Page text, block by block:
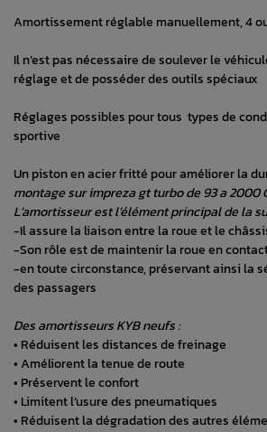
Amortissement réglable manuellement, 4
Il n’est pas nécessaire de soulever le
réglage et de posséder des outils spéciaux
Réglages possibles pour tous types de
sportive
Un piston en acier fritté pour améliorer la
montage sur impreza gt turbo de 93 a 2000
L’amortisseur est l’élément principal de la
-Il assure la liaison entre la roue et le
-Son rôle est de maintenir la roue en
-en toute circonstance, préservant ainsi la
des passagers
Des amortisseurs KYB neufs :
• Réduisent les distances de freinage
• Améliorent la tenue de route
• Préservent le confort
• Limitent l’usure des pneumatiques
• Réduisent la dégradation des autres